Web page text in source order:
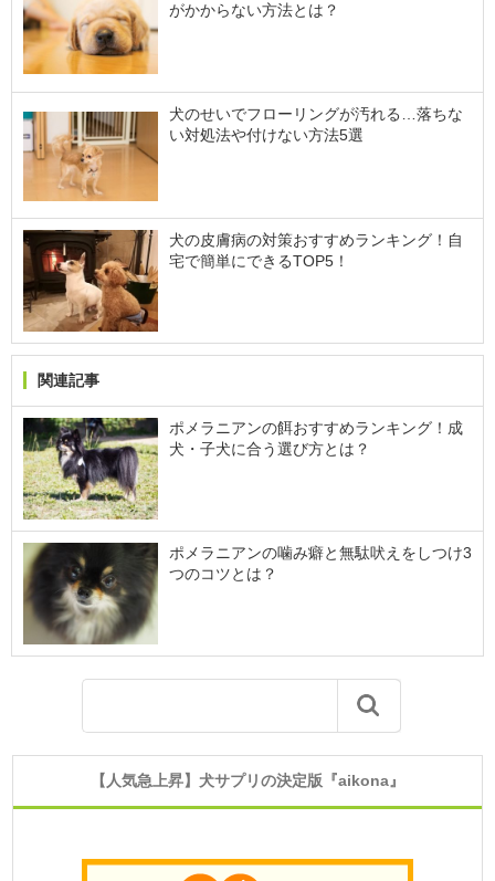
がかからない方法とは？
犬のせいでフローリングが汚れる…落ちな
い対処法や付けない方法5選
犬の皮膚病の対策おすすめランキング！自
宅で簡単にできるTOP5！
関連記事
ポメラニアンの餌おすすめランキング！成
犬・子犬に合う選び方とは？
ポメラニアンの噛み癖と無駄吠えをしつけ3
つのコツとは？
【人気急上昇】犬サプリの決定版『aikona』